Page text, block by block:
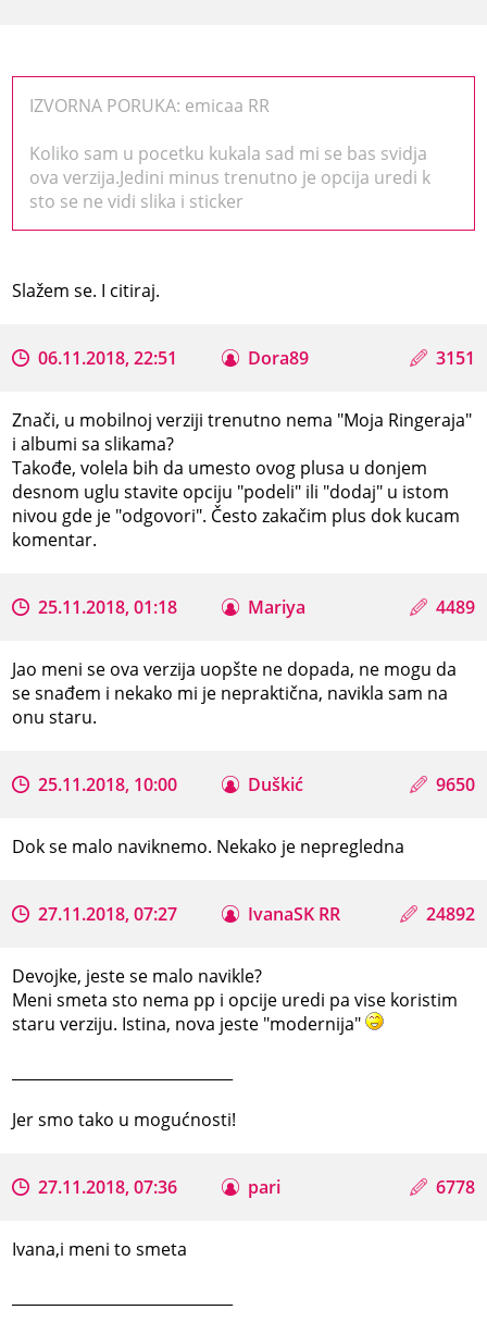
IZVORNA PORUKA: emicaa RR
Koliko sam u pocetku kukala sad mi se bas svidja
ova verzija.Jedini minus trenutno je opcija uredi k
sto se ne vidi slika i sticker
Slažem se. I citiraj.
06.11.2018, 22:51 Dora89 3151
Znači, u mobilnoj verziji trenutno nema "Moja Ringeraja"
i albumi sa slikama?
Takođe, volela bih da umesto ovog plusa u donjem
desnom uglu stavite opciju "podeli" ili "dodaj" u istom
nivou gde je "odgovori". Često zakačim plus dok kucam
komentar.
25.11.2018, 01:18 Mariya 4489
Jao meni se ova verzija uopšte ne dopada, ne mogu da
se snađem i nekako mi je nepraktična, navikla sam na
onu staru.
25.11.2018, 10:00 Duškić 9650
Dok se malo naviknemo. Nekako je nepregledna
27.11.2018, 07:27 IvanaSK RR 24892
Devojke, jeste se malo navikle?
Meni smeta sto nema pp i opcije uredi pa vise koristim
staru verziju. Istina, nova jeste "modernija"
Jer smo tako u mogućnosti!
27.11.2018, 07:36 pari 6778
Ivana,i meni to smeta